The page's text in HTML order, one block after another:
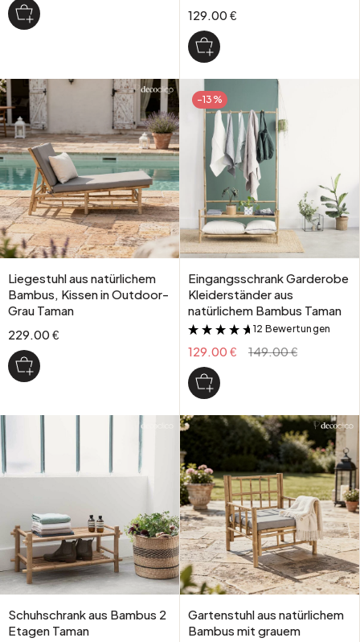
129.00 €
Liegestuhl aus natürlichem
Bambus, Kissen in Outdoor-
Grau Taman
229.00 €
-13%
Eingangsschrank Garderobe
Kleiderständer aus
natürlichem Bambus Taman
&
12 Bewertungen
129.00 € 149.00 €
Schuhschrank aus Bambus 2
Etagen Taman
Gartenstuhl aus natürlichem
Bambus mit grauem